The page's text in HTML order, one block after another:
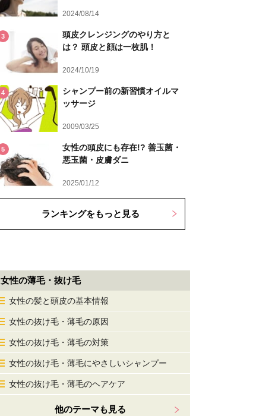
2024/08/14
3
頭皮クレンジングのやり方と
は？ 頭皮と顔は一枚肌！
2024/10/19
4
シャンプー前の新習慣オイルマ
ッサージ
2009/03/25
5
女性の頭皮にも存在!? 善玉菌・
悪玉菌・皮膚ダニ
2025/01/12
ランキングをもっと見る
女性の薄毛・抜け毛
女性の髪と頭皮の基本情報
女性の抜け毛・薄毛の原因
女性の抜け毛・薄毛の対策
女性の抜け毛・薄毛にやさしいシャンプー
女性の抜け毛・薄毛のヘアケア
他のテーマも見る